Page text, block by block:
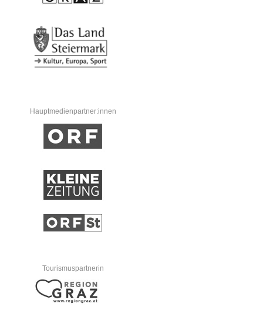
Hauptmedienpartner:innen
Tourismuspartnerin